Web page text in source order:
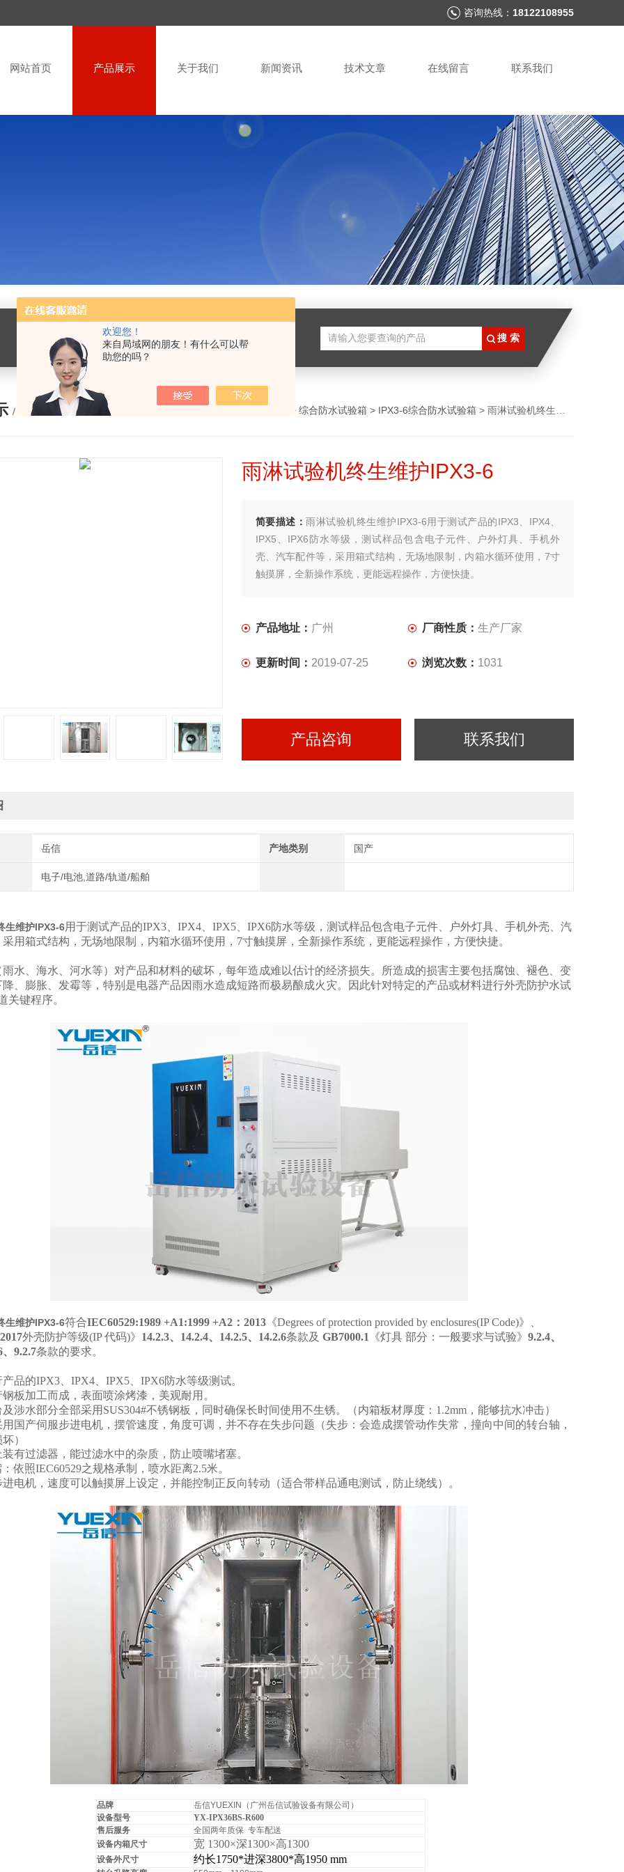
欢迎您！
来自局域网的朋友！有什么可以帮
助您的吗？
咨询热线： 18122108955
网站首页 产品展示 关于我们 新闻资讯 技术文章 在线留言 联系我们
/ PRODUCTS > 综合防水试验箱 > IPX3-6综合防水试验箱 > 雨淋试验机终生维护IPX3-6
雨淋试验机终生维护IPX3-6
简要描述：雨淋试验机终生维护IPX3-6用于测试产品的IPX3、IPX4、
IPX5、IPX6防水等级，测试样品包含电子元件、户外灯具、手机外
壳、汽车配件等，采用箱式结构，无场地限制，内箱水循环使用，7寸
触摸屏，全新操作系统，更能远程操作，方便快捷。
产品地址： 广州 厂商性质： 生产厂家
更新时间： 2019-07-25 浏览次数： 1031
产品咨询 联系我们
岳信 产地类别 国产
电子/电池,道路/轨道/船舶
生维护IPX3-6用于测试产品的IPX3、IPX4、IPX5、IPX6防水等级，测试样品包含电子元件、户外灯具、手机外壳、汽
用箱式结构，无场地限制，内箱水循环使用，7寸触摸屏，全新操作系统，更能远程操作，方便快捷。
水、海水、河水等）对产品和材料的破坏，每年造成难以估计的经济损失。所造成的损害主要包括腐蚀、褪色、变
、膨胀、发霉等，特别是电器产品因雨水造成短路而极易酿成火灾。因此针对特定的产品或材料进行外壳防护水试
关键程序。
生维护IPX3-6符合IEC60529:1989 +A1:1999 +A2 ：2013 《Degrees of protection provided by enclosures(IP Code)》、
外壳防护等级(IP 代码)》 14.2.3、14.2.4、14.2.5、14.2.6条款及 GB7000.1 《灯具 部分：一般要求与试验》 9.2.4、
、9.2.7条款的要求。
品的IPX3、IPX4、IPX5、IPX6防水等级测试。
板加工而成，表面喷涂烤漆，美观耐用。
涉水部分全部采用SUS304#不锈钢板，同时确保长时间使用不生锈。（内箱板材厚度：1.2mm，能够抗水冲击）
国产伺服步进电机，摆管速度，角度可调，并不存在失步问题（失步：会造成摆管动作失常，撞向中间的转台轴，
）
有过滤器，能过滤水中的杂质，防止喷嘴堵塞。
依照IEC60529之规格承制，喷水距离2.5米。
电机，速度可以触摸屏上设定，并能控制正反向转动（适合带样品通电测试，防止绕线）。
品牌
岳信YUEXIN（广州岳信试验设备有限公司）
设备型号
YX-IPX36BS-R600
售后服务
全国两年质保 专车配送
设备内箱尺寸
宽 1300×深1300×高1300
设备外尺寸 约长1750*进深3800*高1950 mm